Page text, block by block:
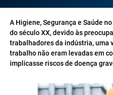
A Higiene, Segurança e Saúde
do século XX, devido às
trabalhadores da indústria, uma
trabalho não eram levadas em
implicasse riscos de doença